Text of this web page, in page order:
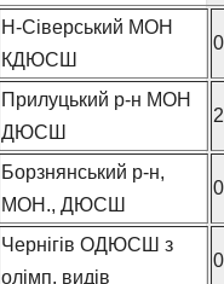
Н-Сіверський МОН
КДЮСШ
Прилуцький р-н МОН
ДЮСШ
Борзнянський р-н,
МОН., ДЮСШ
Чернігів ОДЮСШ з
олімп. видів